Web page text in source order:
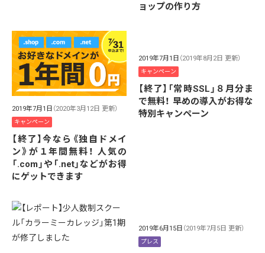
ョップの作り方
2019年7月1日 （2020年3月12日 更新）
キャンペーン
【終了】今なら《独自ドメイ
ン》が１年間無料！ 人気の
「.com」や「.net」などがお得
にゲットできます
2019年7月1日 （2019年8月2日 更新）
キャンペーン
【終了】「常時SSL」８月分ま
で無料！ 早めの導入がお得な
特別キャンペーン
2019年6月15日 （2019年7月5日 更新）
プレス